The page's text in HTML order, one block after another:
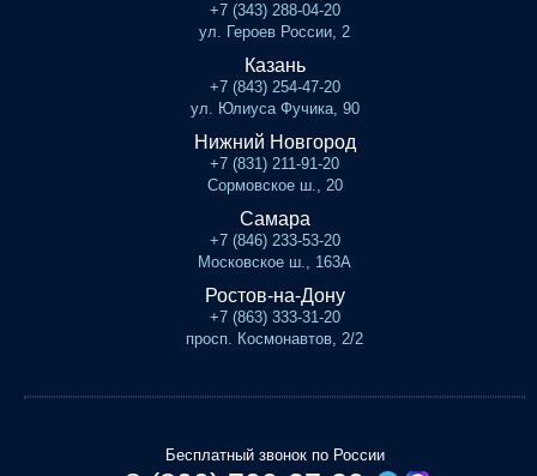
+7 (343) 288-04-20
ул. Героев России, 2
Казань
+7 (843) 254-47-20
ул. Юлиуса Фучика, 90
Нижний Новгород
+7 (831) 211-91-20
Сормовское ш., 20
Самара
+7 (846) 233-53-20
Московское ш., 163А
Ростов-на-Дону
+7 (863) 333-31-20
просп. Космонавтов, 2/2
Бесплатный звонок по России